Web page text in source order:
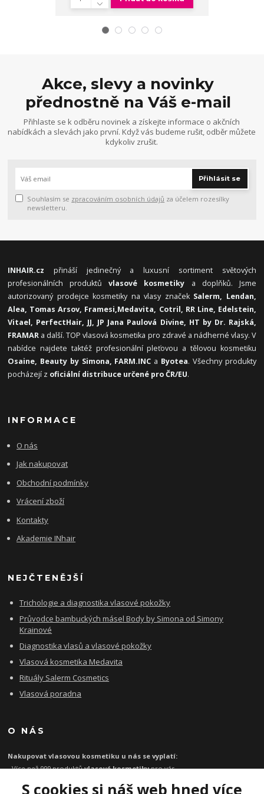
Akce, slevy a novinky
přednostně na Váš e-mail
Přihlaste se k odběru novinek a získejte informace o akčních
nabídkách a slevách jako první. Když vás budeme rušit, odběr můžete
kdykoliv zrušit.
Přihlásit se
Souhlasím se zpracováním osobních údajů za účelem rozesílky
newsletteru.
INHAIR.cz přináší jedinečný a luxusní sortiment světových
profesionálních produktůvlasové kosmetiky a doplňků. Jsme
autorizovaný prodejce kosmetiky na vlasy značek Salerm, Lendan,
Alea, Tomas Arsov, Framesi,Medavita, Cotril, RR Line, Edelstein,
Vitael, PerfectHair, JJ, JP Jana Paulová Divine, HT by Dr. Rajská,
FRAMAR a další. TOP vlasová kosmetika pro zdravé a nádherné vlasy. V
nabídce najdete taktéž profesionální pleťovou a tělovou kosmetiku
Osaine, Beauty by Simona, FARM.INC a Byotea. Všechny produkty
pocházejí z oficiální distribuce určené pro ČR/EU.
INFORMACE
O nás
Jak nakupovat
Obchodní podmínky
Vrácení zboží
Kontakty
Akademie INhair
NEJČTENĚJŠÍ
Trichologie a diagnostika vlasové pokožky
Průvodce bambuckých másel Body by Simona od Simony
Krainové
Diagnostika vlasů a vlasové pokožky
Vlasová kosmetika Medavita
Rituály Salerm Cosmetics
Vlasová poradna
O NÁS
Nakupovat vlasovou kosmetiku u nás se vyplatí:
- Více než 999 produktůvlasové kosmetikypro vás
S cookies si náš web hned více